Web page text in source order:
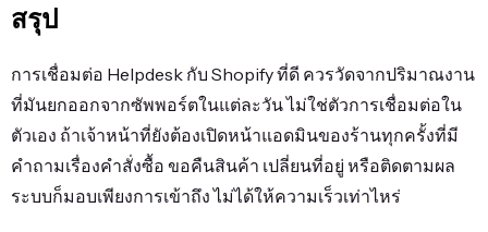
สรุป
การเชื่อมต่อ Helpdesk กับ Shopify ที่ดี ควรวัดจากปริมาณงาน
ที่มันยกออกจากซัพพอร์ตในแต่ละวัน ไม่ใช่ตัวการเชื่อมต่อใน
ตัวเอง ถ้าเจ้าหน้าที่ยังต้องเปิดหน้าแอดมินของร้านทุกครั้งที่มี
คำถามเรื่องคำสั่งซื้อ ขอคืนสินค้า เปลี่ยนที่อยู่ หรือติดตามผล
ระบบก็มอบเพียงการเข้าถึง ไม่ได้ให้ความเร็วเท่าไหร่